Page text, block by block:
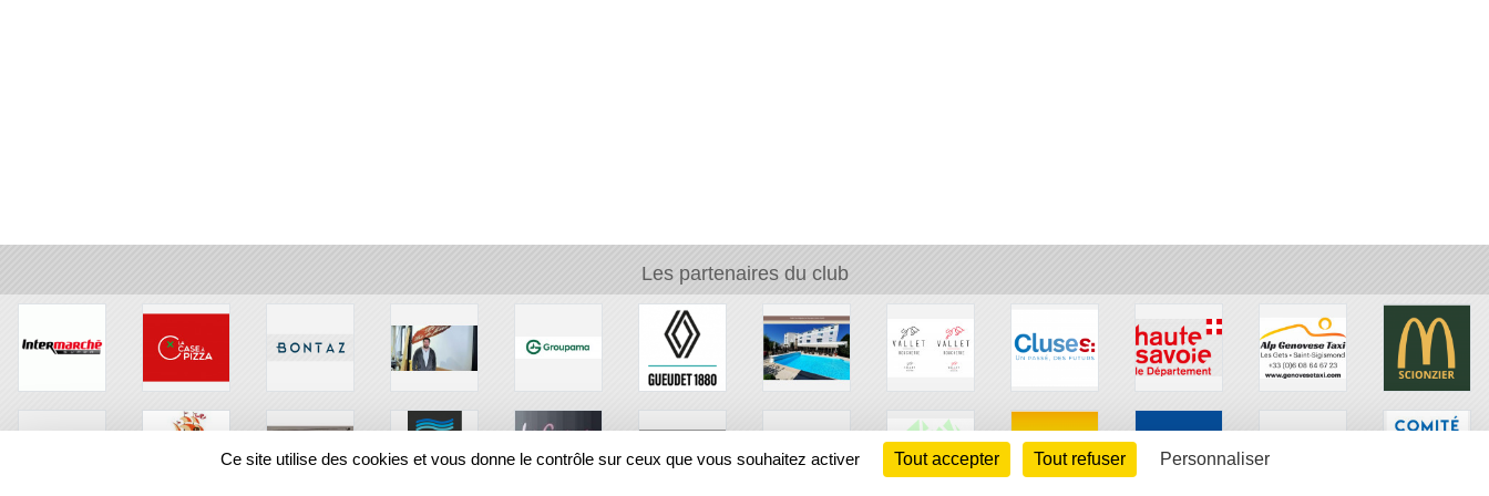
Les partenaires du club
Ce site utilise des cookies et vous donne le contrôle sur ceux que vous souhaitez activer Tout accepter Tout refuser Personnaliser